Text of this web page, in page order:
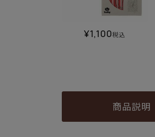
¥1,100税込
商品説明